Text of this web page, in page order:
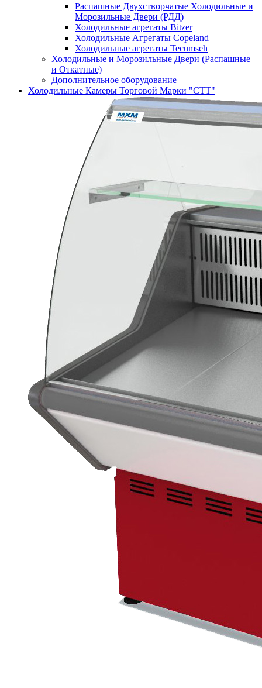
Распашные Двухстворчатые Холодильные и
Морозильные Двери (РДД)
Холодильные агрегаты Bitzer
Холодильные Агрегаты Copeland
Холодильные агрегаты Tecumseh
Холодильные и Морозильные Двери (Распашные
и Откатные)
Дополнительное оборудование
Холодильные Камеры Торговой Марки "СТТ"